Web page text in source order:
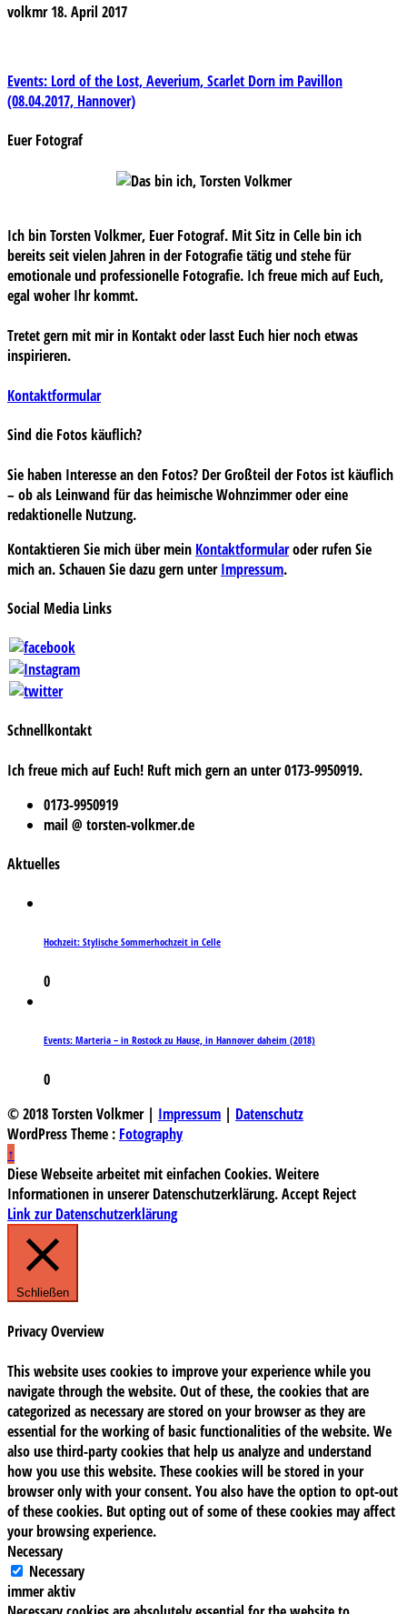
volkmr 18. April 2017
Beitragsnavigation
Events: Lord of the Lost, Aeverium, Scarlet Dorn im Pavillon
(08.04.2017, Hannover)
Euer Fotograf
Ich bin Torsten Volkmer, Euer Fotograf. Mit Sitz in Celle bin ich
bereits seit vielen Jahren in der Fotografie tätig und stehe für
emotionale und professionelle Fotografie. Ich freue mich auf Euch,
egal woher Ihr kommt.
Tretet gern mit mir in Kontakt oder lasst Euch hier noch etwas
inspirieren.
Kontaktformular
Sind die Fotos käuflich?
Sie haben Interesse an den Fotos? Der Großteil der Fotos ist käuflich
– ob als Leinwand für das heimische Wohnzimmer oder eine
redaktionelle Nutzung.
Kontaktieren Sie mich über mein Kontaktformularoder rufen Sie
mich an. Schauen Sie dazu gern unterImpressum.
Social Media Links
Schnellkontakt
Ich freue mich auf Euch! Ruft mich gern an unter 0173-9950919.
0173-9950919
mail @ torsten-volkmer.de
Aktuelles
Hochzeit: Stylische Sommerhochzeit in Celle
0
Events: Marteria – in Rostock zu Hause, in Hannover daheim (2018)
0
© 2018 Torsten Volkmer | Impressum | Datenschutz
WordPress Theme : Fotography
↑
Diese Webseite arbeitet mit einfachen Cookies. Weitere
Informationen in unserer Datenschutzerklärung.Accept Reject
Link zur Datenschutzerklärung
Schließen
Privacy Overview
This website uses cookies to improve your experience while you
navigate through the website. Out of these, the cookies that are
categorized as necessary are stored on your browser as they are
essential for the working of basic functionalities of the website. We
also use third-party cookies that help us analyze and understand
how you use this website. These cookies will be stored in your
browser only with your consent. You also have the option to opt-out
of these cookies. But opting out of some of these cookies may affect
your browsing experience.
Necessary
Necessary
immer aktiv